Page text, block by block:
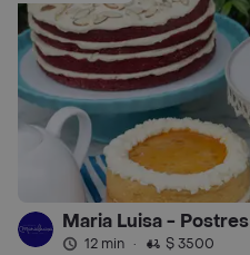
Maria Luisa - Postres
12 min · $ 3500